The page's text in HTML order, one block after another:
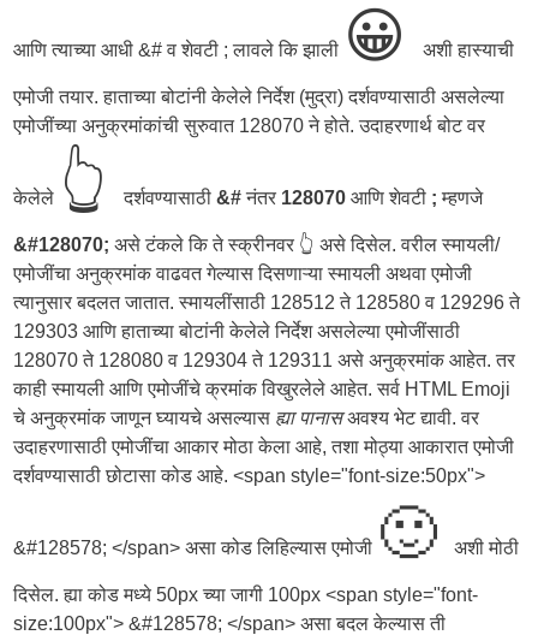
आणि त्याच्या आधी &# व शेवटी ; लावले कि झाली 😀अशी हास्याची
एमोजी तयार. हाताच्या बोटांनी केलेले निर्देश (मुद्रा) दर्शवण्यासाठी असलेल्या
एमोजींच्या अनुक्रमांकांची सुरुवात 128070 ने होते. उदाहरणार्थ बोट वर
केलेले 👆दर्शवण्यासाठी&#नंतर 128070 आणि शेवटी ;म्हणजे
&#128070; असे टंकले कि ते स्क्रीनवर 👆 असे दिसेल. वरील स्मायली/
एमोजींचा अनुक्रमांक वाढवत गेल्यास दिसणाऱ्या स्मायली अथवा एमोजी
त्यानुसार बदलत जातात. स्मायलींसाठी 128512 ते 128580 व 129296 ते
129303 आणि हाताच्या बोटांनी केलेले निर्देश असलेल्या एमोजींसाठी
128070 ते 128080 व 129304 ते 129311 असे अनुक्रमांक आहेत. तर
काही स्मायली आणि एमोजींचे क्रमांक विखुरलेले आहेत. सर्व HTML Emoji
चे अनुक्रमांक जाणून घ्यायचे असल्यास ह्या पानासअवश्य भेट द्यावी. वर
उदाहरणासाठी एमोजींचा आकार मोठा केला आहे, तशा मोठ्या आकारात एमोजी
दर्शवण्यासाठी छोटासा कोड आहे. <span style="font-size:50px">
&#128578; </span> असा कोड लिहिल्यास एमोजी 🙂अशी मोठी
दिसेल. ह्या कोड मध्ये 50px च्या जागी 100px <span style="font-
size:100px"> &#128578; </span> असा बदल केल्यास ती